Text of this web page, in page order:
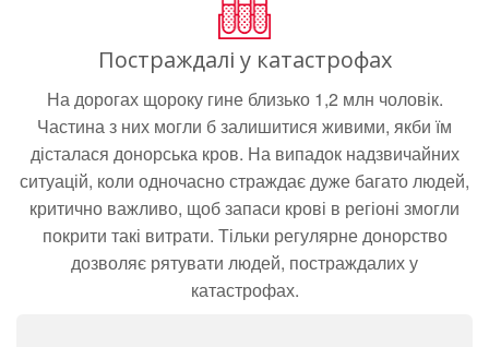
Постраждалі у катастрофах
На дорогах щороку гине близько 1,2 млн чоловік.
Частина з них могли б залишитися живими, якби їм
дісталася донорська кров. На випадок надзвичайних
ситуацій, коли одночасно страждає дуже багато людей,
критично важливо, щоб запаси крові в регіоні змогли
покрити такі витрати. Тільки регулярне донорство
дозволяє рятувати людей, постраждалих у
катастрофах.